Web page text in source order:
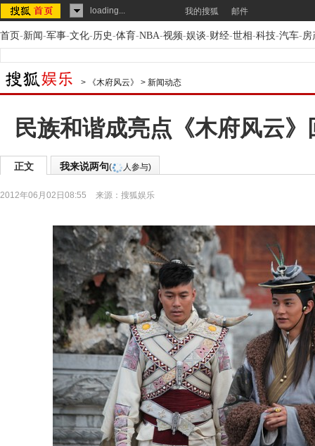
loading... 我的搜狐 邮件
首页-新闻-军事-文化-历史-体育-NBA-视频-娱谈-财经-世相-科技-汽车-房
> 《木府风云》 > 新闻动态
民族和谐成亮点《木府风云》
正文 我来说两句( 人参与)
2012年06月02日08:55 来源： 搜狐娱乐